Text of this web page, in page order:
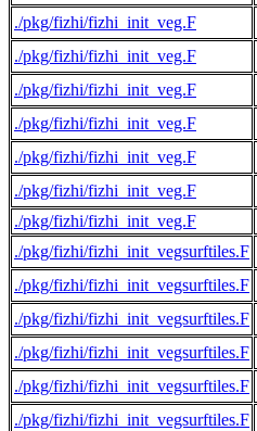
./pkg/fizhi/fizhi_init_veg.F
./pkg/fizhi/fizhi_init_veg.F
./pkg/fizhi/fizhi_init_veg.F
./pkg/fizhi/fizhi_init_veg.F
./pkg/fizhi/fizhi_init_veg.F
./pkg/fizhi/fizhi_init_veg.F
./pkg/fizhi/fizhi_init_veg.F
./pkg/fizhi/fizhi_init_vegsurftiles.F
./pkg/fizhi/fizhi_init_vegsurftiles.F
./pkg/fizhi/fizhi_init_vegsurftiles.F
./pkg/fizhi/fizhi_init_vegsurftiles.F
./pkg/fizhi/fizhi_init_vegsurftiles.F
./pkg/fizhi/fizhi_init_vegsurftiles.F